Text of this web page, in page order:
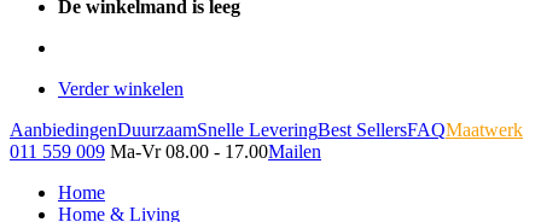
De winkelmand is leeg
Verder winkelen
AanbiedingenDuurzaamSnelle LeveringBest SellersFAQMaatwerk
011 559 009 Ma-Vr 08.00 - 17.00Mailen
Home
Home & Living